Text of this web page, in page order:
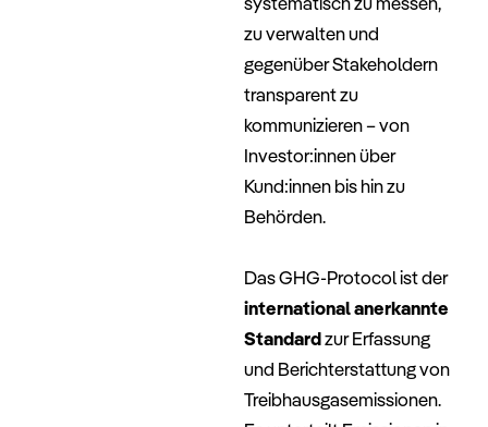
zu verwalten und
gegenüber Stakeholdern
transparent zu
kommunizieren – von
Investor:innen über
Kund:innen bis hin zu
Behörden.
Das GHG-Protocol ist der
international anerkannte
Standardzur Erfassung
und Berichterstattung von
Treibhausgasemissionen.